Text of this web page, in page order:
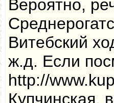
Вероятно,
Витебский
ж.д. Если
http://
Купчинская,